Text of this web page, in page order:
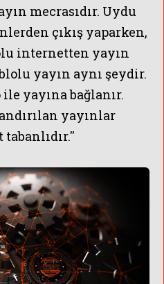
mecrasıdır. Uydu
çıkış yaparken,
internetten yayın
yayın aynı şeydir.
yayına bağlanır.
yayınlar